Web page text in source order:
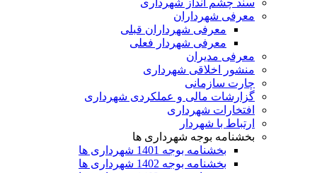
سند چشم انداز شهرداری
معرفی شهرداران
معرفی شهرداران قبلی
معرفی شهردار فعلی
معرفی مدیران
منشور اخلاقی شهرداری
چارت سازمانی
گزارشات مالی و عملکردی شهرداری
افتخارات شهرداری
ارتباط با شهردار
بخشنامه بوجه شهرداری ها
بخشنامه بوجه 1401 شهرداری ها
بخشنامه بوجه 1402 شهرداری ها